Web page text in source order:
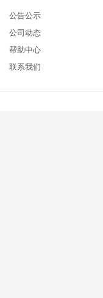
公告公示
公司动态
帮助中心
联系我们